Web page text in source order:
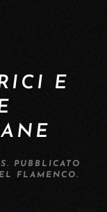
E
. PUBBLICATO
FLAMENCO.